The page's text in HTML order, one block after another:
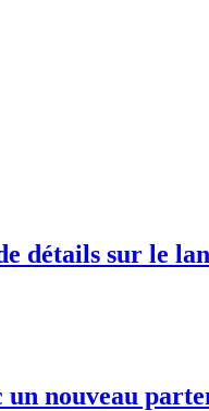
détails sur le
un nouveau